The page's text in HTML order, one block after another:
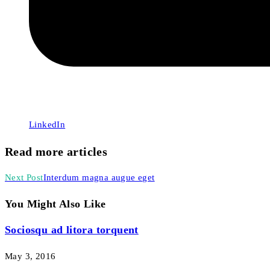
LinkedIn
Read more articles
Next PostInterdum magna augue eget
You Might Also Like
Sociosqu ad litora torquent
May 3, 2016